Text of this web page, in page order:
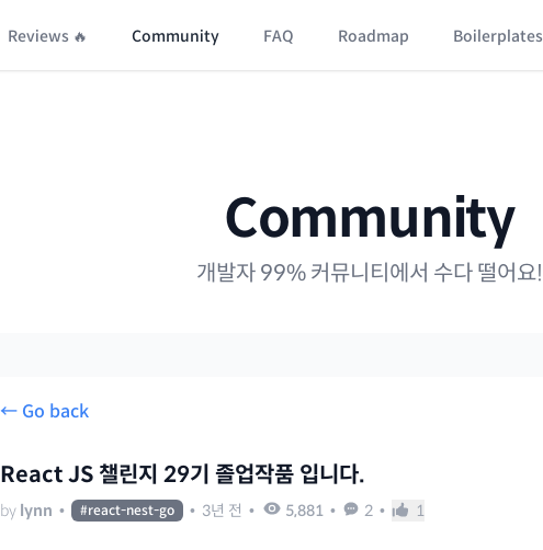
Reviews 🔥 Community FAQ Roadmap Boilerplates
Community
개발자 99% 커뮤니티에서 수다 떨어요!
← Go back
React JS 챌린지 29기 졸업작품 입니다.
by lynn • #react-nest-go • 3년 전 • 5,881 • 2 • 1